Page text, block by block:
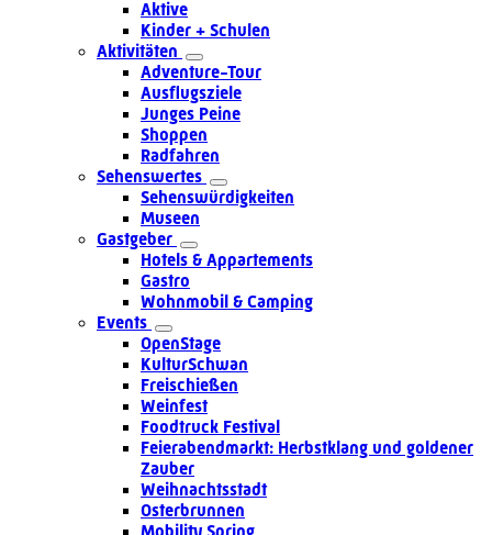
Aktive
Kinder + Schulen
Aktivitäten
Adventure-Tour
Ausflugsziele
Junges Peine
Shoppen
Radfahren
Sehenswertes
Sehenswürdigkeiten
Museen
Gastgeber
Hotels & Appartements
Gastro
Wohnmobil & Camping
Events
OpenStage
KulturSchwan
Freischießen
Weinfest
Foodtruck Festival
Feierabendmarkt: Herbstklang und goldener
Zauber
Weihnachtsstadt
Osterbrunnen
Mobility Spring